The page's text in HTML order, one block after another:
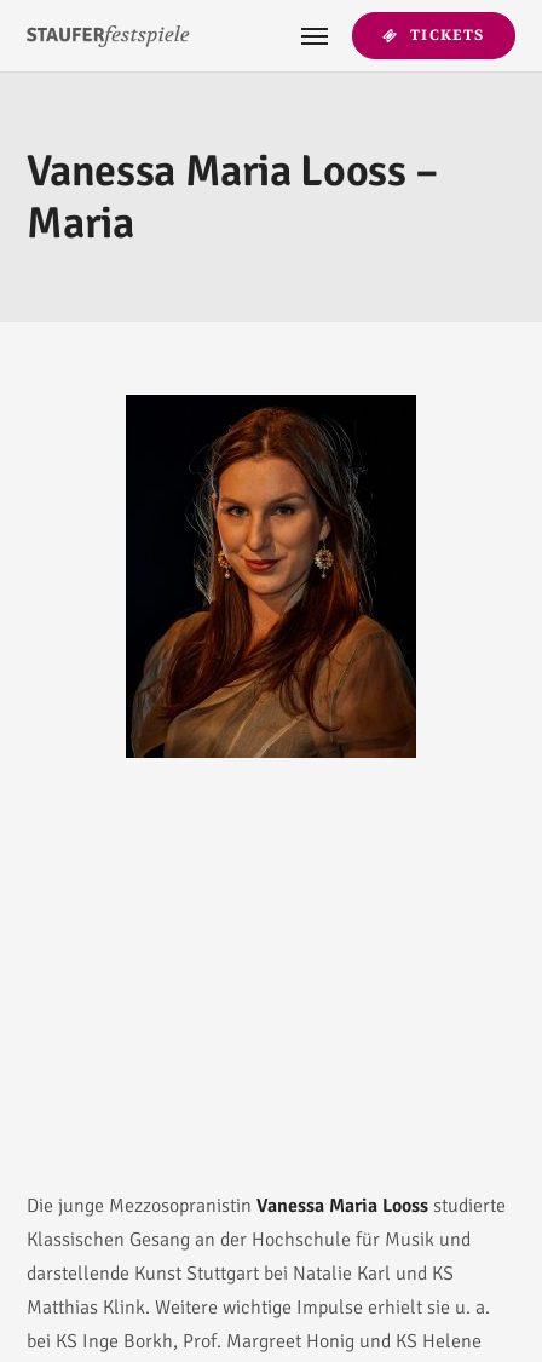
TICKETS
Vanessa Maria Looss –
Maria
Die junge MezzosopranistinVanessa Maria Looss studierte
Klassischen Gesang an der Hochschule für Musik und
darstellende Kunst Stuttgart bei Natalie Karl und KS
Matthias Klink. Weitere wichtige Impulse erhielt sie u. a.
bei KS Inge Borkh, Prof. Margreet Honig und KS Helene